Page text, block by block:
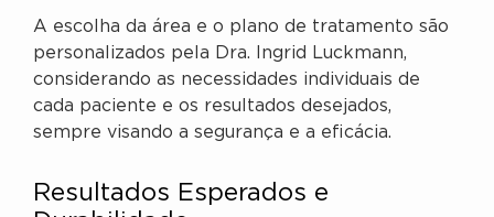
A escolha da área e o plano de tratamento são
personalizados pela Dra. Ingrid Luckmann,
considerando as necessidades individuais de
cada paciente e os resultados desejados,
sempre visando a segurança e a eficácia.
Resultados Esperados e